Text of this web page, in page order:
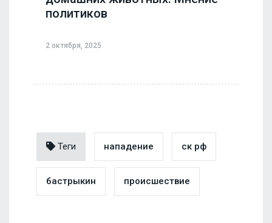
политиков
2 октября, 2025
Теги нападение ск рф
бастрыкин происшествие